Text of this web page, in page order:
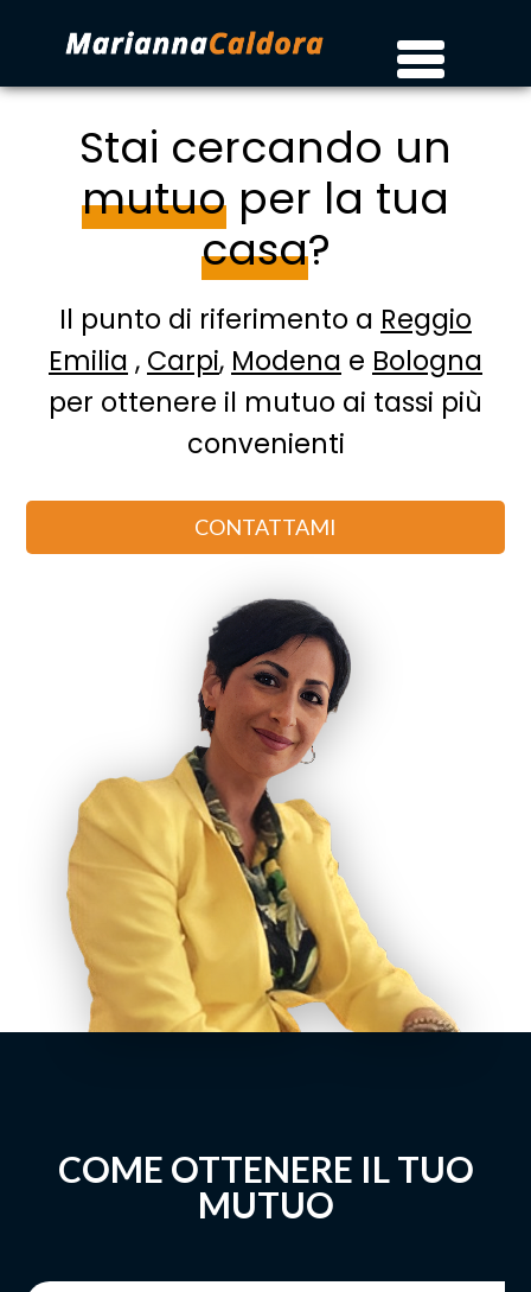
Stai cercando un
mutuo per la tua
casa?
Il punto di riferimento a Reggio
Emilia , Carpi, Modena e Bologna
per ottenere il mutuo ai tassi più
convenienti
CONTATTAMI
COME OTTENERE IL TUO
MUTUO